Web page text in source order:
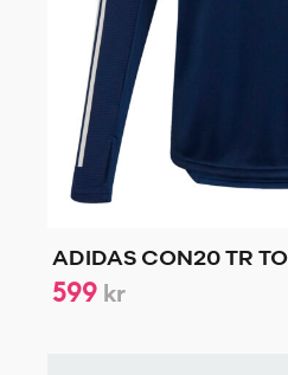
ADIDAS CON20 TR
599 kr